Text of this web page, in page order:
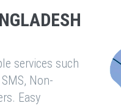
services such
Non-
Easy